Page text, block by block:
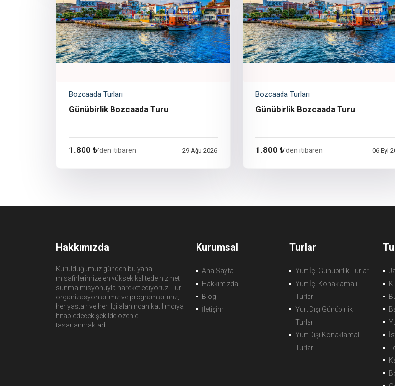
Bozcaada Turları
Günübirlik Bozcaada Turu
1.800 ₺'den itibaren 29 Ağu 2026
Bozcaada Turları
Günübirlik Bozcaada Turu
1.800 ₺'den itibaren 06 Eyl
Hakkımızda
Kurulduğumuz günden bu yana
misafirlerimize en yüksek kalitede hizmet
sunma misyonuyla hareket ediyoruz. Tur
organizasyonlarımız ve programlarımız,
her yaştan ve her ilgi alanından katılımcıya
hitap edecek şekilde özenle
tasarlanmaktadı
Kurumsal
Ana Sayfa
Hakkımızda
Blog
İletişim
Turlar
Yurt İçi Günübirlik Turlar
Yurt İçi Konaklamalı
Turlar
Yurt Dışı Günübirlik
Turlar
Yurt Dışı Konaklamalı
Turlar